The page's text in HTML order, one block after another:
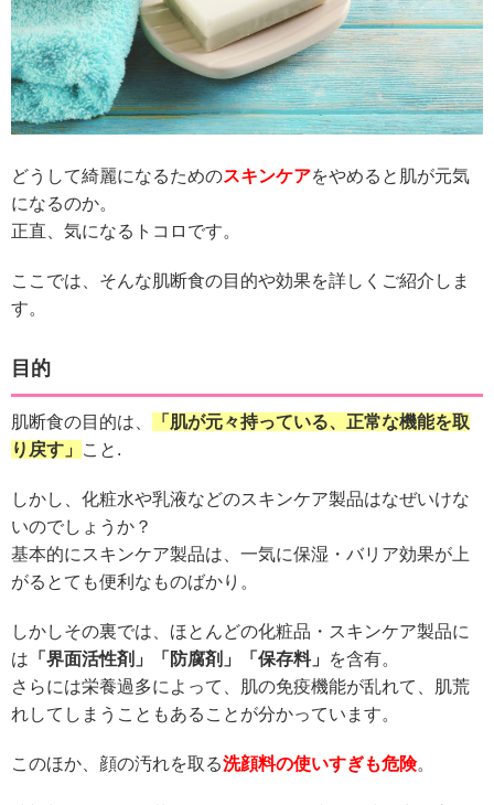
どうして綺麗になるためのスキンケアをやめると肌が元気
になるのか。
正直、気になるトコロです。
ここでは、そんな肌断食の目的や効果を詳しくご紹介しま
す。
目的
肌断食の目的は、
「肌が元々持っている、正常な機能を取
り戻す」
こと.
しかし、化粧水や乳液などのスキンケア製品はなぜいけな
いのでしょうか？
基本的にスキンケア製品は、一気に保湿・バリア効果が上
がるとても便利なものばかり。
しかしその裏では、ほとんどの化粧品・スキンケア製品に
は 「界面活性剤」「防腐剤」「保存料」
を含有。
さらには栄養過多によって、肌の免疫機能が乱れて、肌荒
れしてしまうこともあることが分かっています。
このほか、顔の汚れを取る洗顔料の使いすぎも危険。